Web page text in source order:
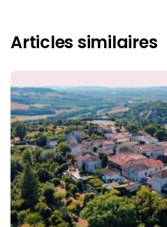
Articles similaires